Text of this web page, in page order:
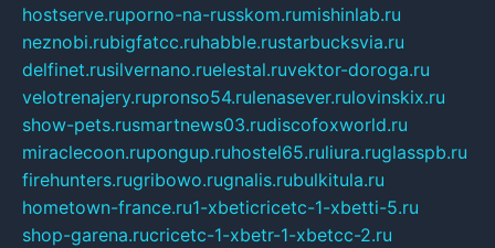
hostserve.ruporno-na-russkom.rumishinlab.ru
neznobi.rubigfatcc.ruhabble.rustarbucksvia.ru
delfinet.rusilvernano.ruelestal.ruvektor-doroga.ru
velotrenajery.rupronso54.rulenasever.rulovinskix.ru
show-pets.rusmartnews03.rudiscofoxworld.ru
miraclecoon.rupongup.ruhostel65.ruliura.ruglasspb.ru
firehunters.rugribowo.rugnalis.rubulkitula.ru
hometown-france.ru1-xbeticricetc-1-xbetti-5.ru
shop-garena.rucricetc-1-xbetr-1-xbetcc-2.ru